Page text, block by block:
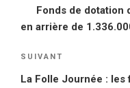
l’article
précédent
Fonds de dotation
en arrière de
Article
suivant
SUIVANT
La Folle Journée : les